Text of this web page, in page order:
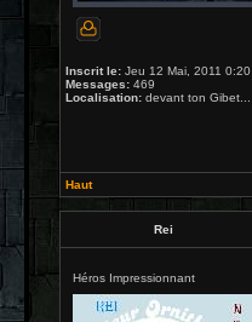
Inscrit le: Jeu 12 Mai, 2011 0:20
Messages: 469
Localisation: devant ton Gibet...
Haut
Rei
Héros Impressionnant